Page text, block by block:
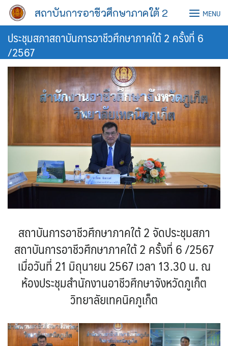
Skip
content
สถาบันการอาชีวศึกษาภาคใต้ 2 MENU
ประชุมสภาสถาบันการอาชีวศึกษาภาคใต้ 2 ครั้งที่ 6
/2567
สถาบันการอาชีวศึกษาภาคใต้ 2 จัดประชุมสภา
สถาบันการอาชีวศึกษาภาคใต้ 2 ครั้งที่ 6 /2567
เมื่อวันที่ 21 มิถุนายน 2567 เวลา 13.30 น. ณ
ห้องประชุมสํานักงานอาชีวศึกษาจังหวัดภูเก็ต
วิทยาลัยเทคนิคภูเก็ต